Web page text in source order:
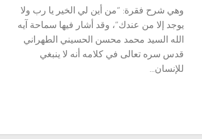
وهي شرح فقرة: “من أين لي الخير يا رب ولا
يوجد إلا من عندك”، وقد أشار فيها سماحة آيه
الله السيد محمد محسن الحسيني الطهراني
قدس سره تعالى في كلامه أنه لا ينبغي
للإنسان...